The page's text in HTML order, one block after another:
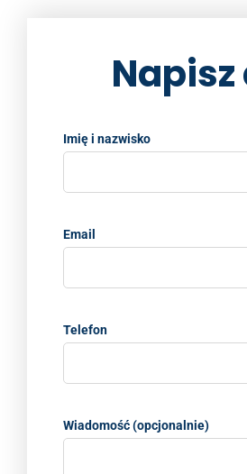
Napisz
Imię i nazwisko
Email
Telefon
Wiadomość (opcjonalnie)